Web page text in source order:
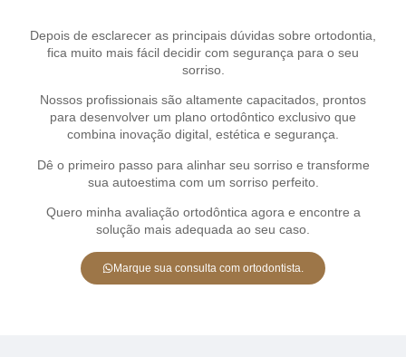
Depois de esclarecer as principais dúvidas sobre ortodontia,
fica muito mais fácil decidir com segurança para o seu
sorriso.
Nossos profissionais são altamente capacitados, prontos
para desenvolver um plano ortodôntico exclusivo que
combina inovação digital, estética e segurança.
Dê o primeiro passo para alinhar seu sorriso e transforme
sua autoestima com um sorriso perfeito.
Quero minha avaliação ortodôntica agora e encontre a
solução mais adequada ao seu caso.
Marque sua consulta com ortodontista.